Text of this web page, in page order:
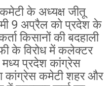
के अध्यक्ष जीतू
9 अप्रैल को प्रदेश के
किसानों की बदहाली
के विरोध में कलेक्टर
मध्य प्रदेश कांग्रेस
कांग्रेस कमेटी शहर और